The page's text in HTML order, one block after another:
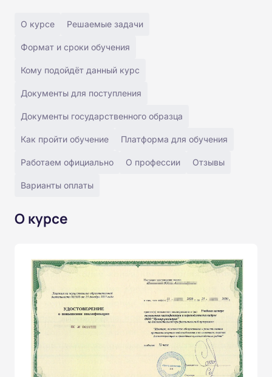
О курсе Решаемые задачи
Формат и сроки обучения
Кому подойдёт данный курс
Документы для поступления
Документы государственного образца
Как пройти обучение Платформа для обучения
Работаем официально О профессии Отзывы
Варианты оплаты
О курсе